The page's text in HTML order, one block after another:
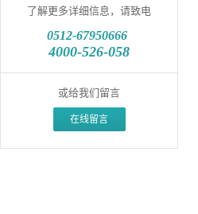
了解更多详细信息，请致电
0512-67950666
4000-526-058
或给我们留言
在线留言